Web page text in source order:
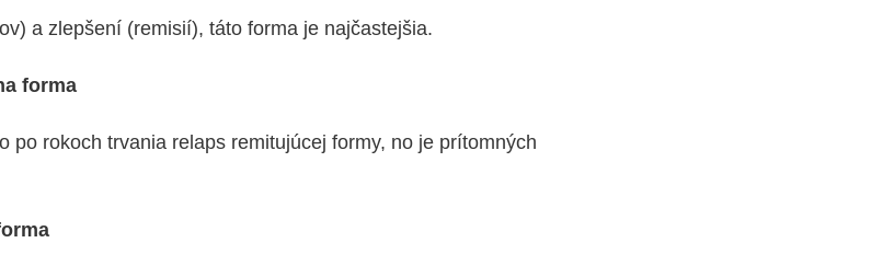
a zlepšení (remisií), táto forma je najčastejšia.
forma
po rokoch trvania relaps remitujúcej formy, no je prítomných